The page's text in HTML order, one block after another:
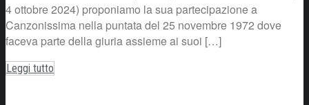
4 ottobre 2024) proponiamo la sua partecipazione a
Canzonissima nella puntata del 25 novembre 1972 dove
faceva parte della giuria assieme ai suoi […]
Leggi tutto